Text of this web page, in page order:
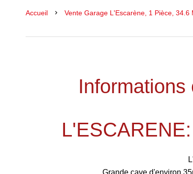
Accueil Vente Garage L'Escarène, 1 Pièce, 34.6
Informations
Grande cave d'environ